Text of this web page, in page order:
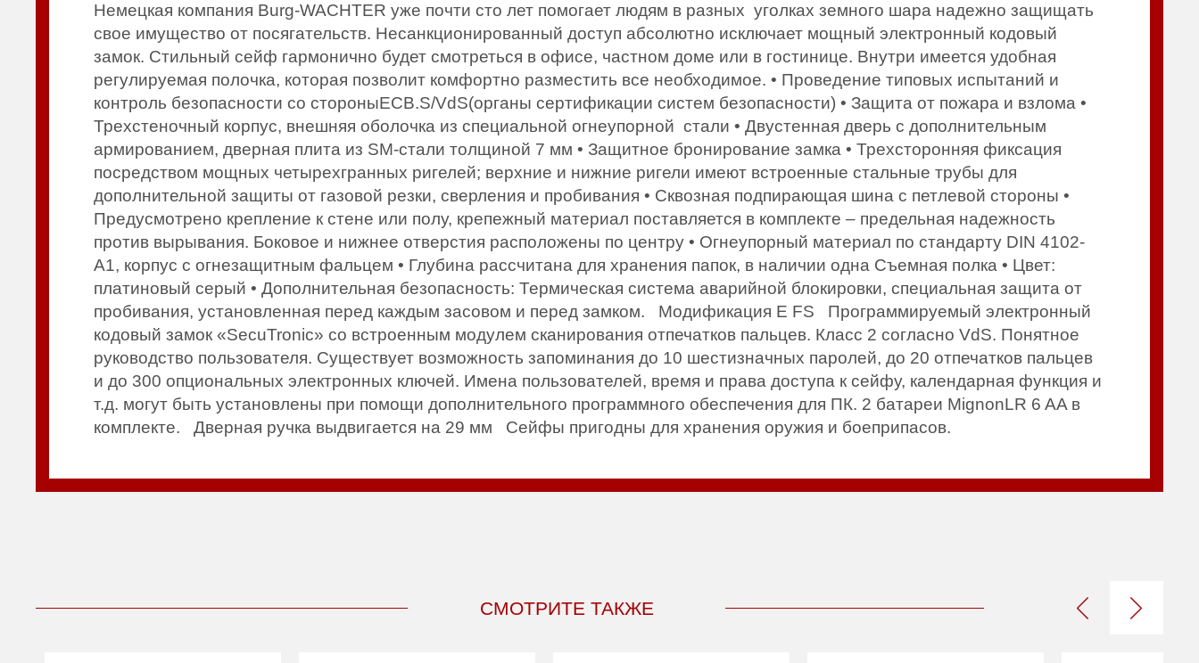
Немецкая компания Burg-WACHTER уже почти сто лет помогает людям в разных уголках земного шара надежно защищать
свое имущество от посягательств. Несанкционированный доступ абсолютно исключает мощный электронный кодовый
замок. Стильный сейф гармонично будет смотреться в офисе, частном доме или в гостинице. Внутри имеется удобная
регулируемая полочка, которая позволит комфортно разместить все необходимое. • Проведение типовых испытаний и
контроль безопасности со стороныECB.S/VdS(органы сертификации систем безопасности) • Защита от пожара и взлома •
Трехстеночный корпус, внешняя оболочка из специальной огнеупорной стали • Двустенная дверь с дополнительным
армированием, дверная плита из SM-стали толщиной 7 мм • Защитное бронирование замка • Трехсторонняя фиксация
посредством мощных четырехгранных ригелей; верхние и нижние ригели имеют встроенные стальные трубы для
дополнительной защиты от газовой резки, сверления и пробивания • Сквозная подпирающая шина с петлевой стороны •
Предусмотрено крепление к стене или полу, крепежный материал поставляется в комплекте – предельная надежность
против вырывания. Боковое и нижнее отверстия расположены по центру • Огнеупорный материал по стандарту DIN 4102-
A1, корпус с огнезащитным фальцем • Глубина рассчитана для хранения папок, в наличии одна Съемная полка • Цвет:
платиновый серый • Дополнительная безопасность: Термическая система аварийной блокировки, специальная защита от
пробивания, установленная перед каждым засовом и перед замком. Модификация E FS Программируемый электронный
кодовый замок «SecuTronic» со встроенным модулем сканирования отпечатков пальцев. Класс 2 согласно VdS. Понятное
руководство пользователя. Существует возможность запоминания до 10 шестизначных паролей, до 20 отпечатков пальцев
и до 300 опциональных электронных ключей. Имена пользователей, время и права доступа к сейфу, календарная функция и
т.д. могут быть установлены при помощи дополнительного программного обеспечения для ПК. 2 батареи MignonLR 6 AA в
комплекте. Дверная ручка выдвигается на 29 мм Сейфы пригодны для хранения оружия и боеприпасов.
СМОТРИТЕ ТАКЖЕ